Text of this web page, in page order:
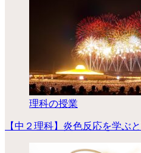
理科の授業
【中２理科】炎色反応を学ぶ